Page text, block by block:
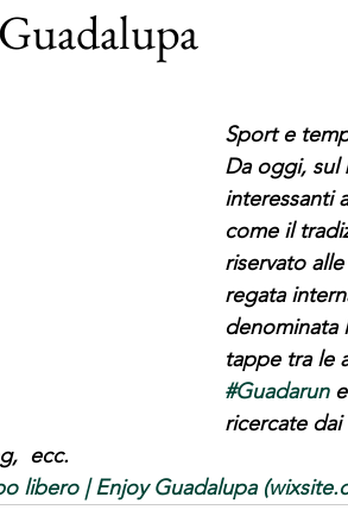
Sport e
Da oggi,
interessanti
come il
riservato
regata
denominata
tappe tra le
#Guadarun e
ricercate
ecc.
libero | Enjoy Guadalupa